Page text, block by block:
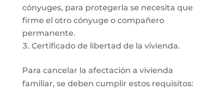
cónyuges, para protegerla se necesita que
firme el otro cónyuge o compañero
permanente.
Certificado de libertad de la vivienda.
Para cancelar la afectación a vivienda
familiar, se deben cumplir estos requisitos: